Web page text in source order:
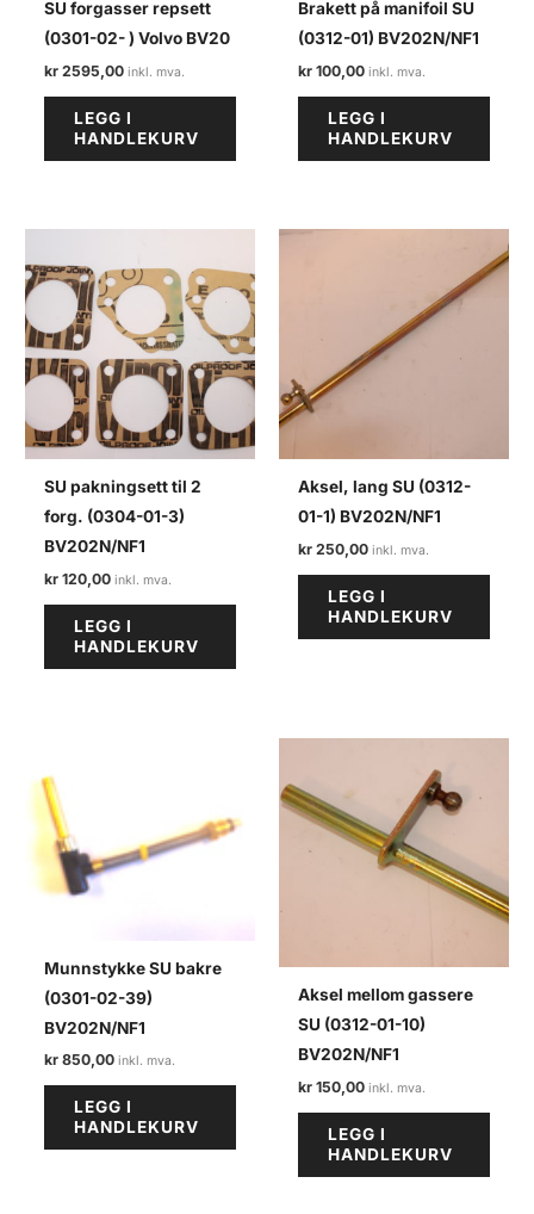
SU forgasser repsett
(0301-02- ) Volvo BV20
kr 2595,00
LEGG I
HANDLEKURV
Brakett på manifoil SU
(0312-01) BV202N/NF1
kr 100,00
LEGG I
HANDLEKURV
SU pakningsett til 2
forg. (0304-01-3)
BV202N/NF1
kr 120,00
LEGG I
HANDLEKURV
Aksel, lang SU (0312-
01-1) BV202N/NF1
kr 250,00
LEGG I
HANDLEKURV
Munnstykke SU bakre
(0301-02-39)
BV202N/NF1
kr 850,00
LEGG I
HANDLEKURV
Aksel mellom gassere
SU (0312-01-10)
BV202N/NF1
kr 150,00
LEGG I
HANDLEKURV